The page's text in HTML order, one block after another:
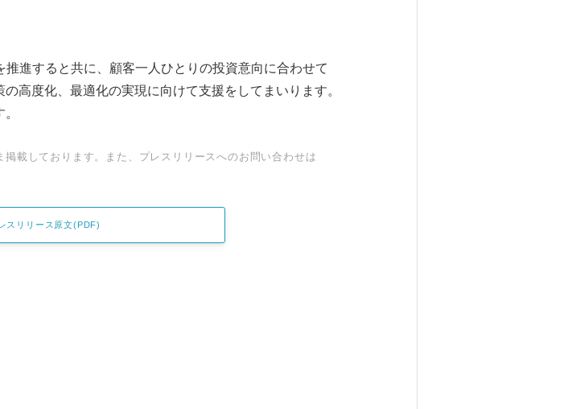
進すると共に、顧客一人ひとりの投資意向に合わせて
高度化、最適化の実現に向けて支援をしてまいります。
載しております。また、プレスリリースへのお問い合わせは
スリリース原文(PDF)